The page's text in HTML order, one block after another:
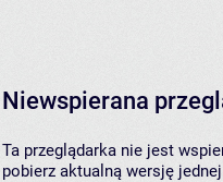
Niewspierana
Ta przeglądarka nie jest
pobierz aktualną wersję